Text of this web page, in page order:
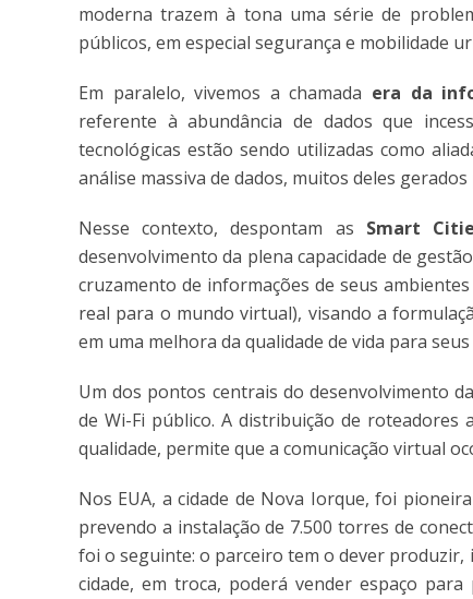
moderna trazem à tona uma série de
públicos, em especial segurança e mobilidade
Em paralelo, vivemos a chamada era da
referente à abundância de dados que
tecnológicas estão sendo utilizadas como
análise massiva de dados, muitos deles
Nesse contexto, despontam as Smart
desenvolvimento da plena capacidade de
cruzamento de informações de seus
real para o mundo virtual), visando a
em uma melhora da qualidade de vida para
Um dos pontos centrais do desenvolvimento
de Wi-Fi público. A distribuição de roteadores
qualidade, permite que a comunicação virtual
Nos EUA, a cidade de Nova Iorque, foi
prevendo a instalação de 7.500 torres de
foi o seguinte: o parceiro tem o dever
cidade, em troca, poderá vender espaço